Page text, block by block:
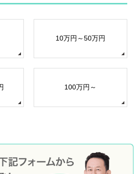
10万円～50万円
100万円～